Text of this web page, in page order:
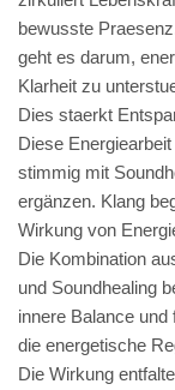
bewusste
geht es darum,
Klarheit zu
Dies staerkt
Diese
stimmig mit
ergänzen. Klang
Wirkung von
Die Kombination
und Soundhealing
innere Balance und
die energetische
Die Wirkung